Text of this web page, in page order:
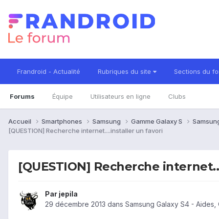
Frandroid - Actualité Rubriques du site Sections du
Forums Équipe Utilisateurs en ligne Clubs
Accueil Smartphones Samsung Gamme Galaxy S
[QUESTION] Recherche internet....installer un favori
[QUESTION] Recherche
Par jepila
29 décembre 2013 dans Samsung Galaxy S4 -